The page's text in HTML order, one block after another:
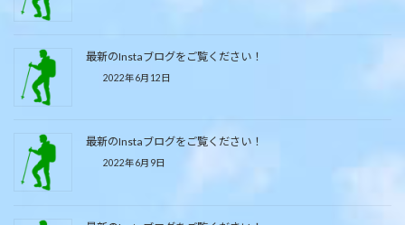
最新のInstaブログをご覧ください！
2022年6月12日
最新のInstaブログをご覧ください！
2022年6月9日